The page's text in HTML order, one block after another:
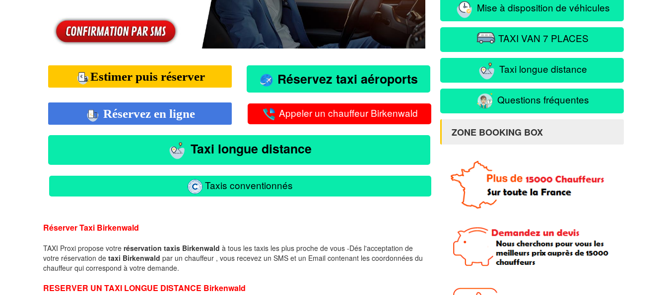
Estimer puis réserver Réservez taxi aéroports
Réservez en ligne Appeler un chauffeur Birkenwald
Taxi longue distance
Taxis conventionnés
Réserver Taxi Birkenwald
TAXI Proxi propose votre réservation taxis Birkenwald à tous les taxis les plus proche de vous -Dés l'acceptation de
votre réservation de taxi Birkenwald par un chauffeur , vous recevez un SMS et un Email contenant les coordonnées du
chauffeur qui correspond à votre demande.
RESERVER UN TAXI LONGUE DISTANCE Birkenwald
Mise à disposition de véhicules
TAXI VAN 7 PLACES
Taxi longue distance
Questions fréquentes
ZONE BOOKING BOX